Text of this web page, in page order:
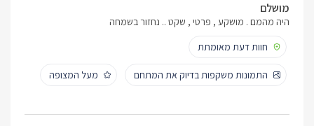
מושלם
היה מהמם . מושקע , פרטי , שקט .. נחזור בשמחה
חוות דעת מאומתת
התמונות משקפות בדיוק את המתחם מעל המצופה